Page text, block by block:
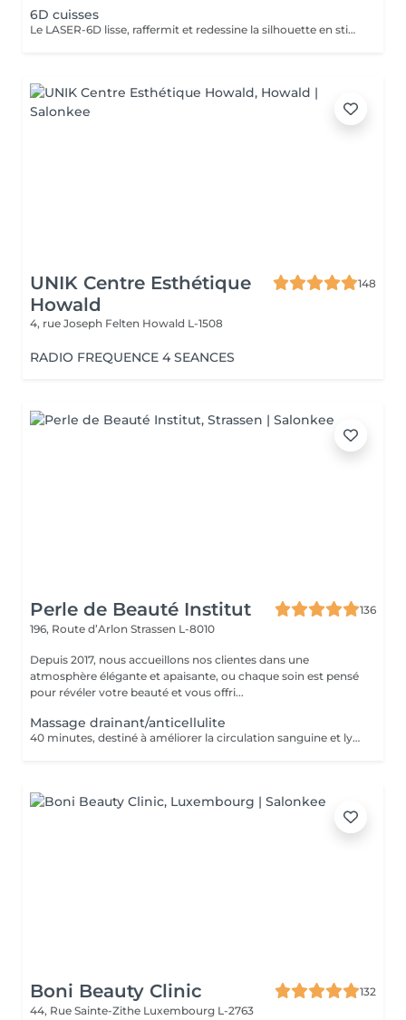
6D cuisses
Le LASER-6D lisse, raffermit et redessine la silhouette en stimulant la peau en profondeur pour atténuer visiblement la cellulite. La LUMINOTHÉRAPIE du visage consiste à exposer la peau à des lumières LED afin de stimuler le renouvellement cellulaire et améliorer l'éclat du teint.
UNIK Centre Esthétique
Howald
148
4, rue Joseph Felten Howald L-1508
RADIO FREQUENCE 4 SEANCES
Perle de Beauté Institut
136
196, Route d’Arlon Strassen L-8010
Depuis 2017, nous accueillons nos clientes dans une
atmosphère élégante et apaisante, ou chaque soin est pensé
pour révéler votre beauté et vous offri...
Massage drainant/anticellulite
40 minutes, destiné à améliorer la circulation sanguine et lymphatique, élimination des cellulites.
Boni Beauty Clinic
132
44, Rue Sainte-Zithe Luxembourg L-2763